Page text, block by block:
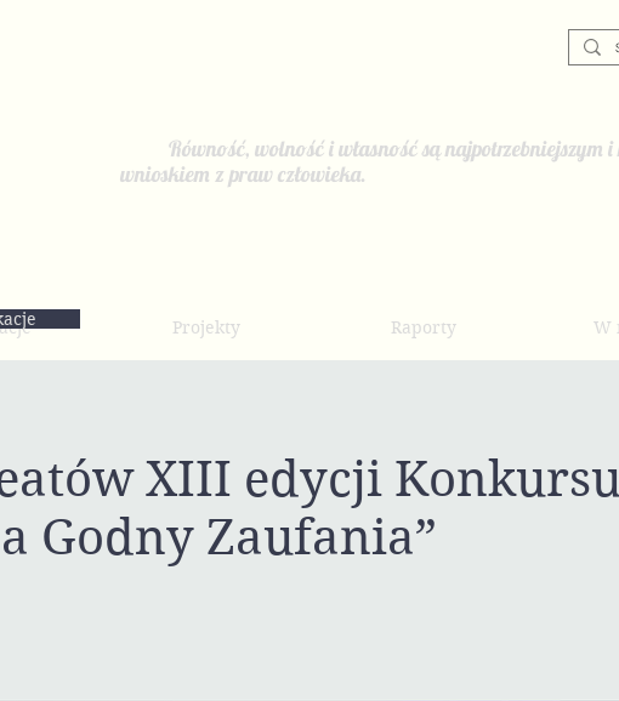
Równość, wolność i własność są najpotrzebniejszym
wnioskiem z praw człowieka.
Projekty Raporty W
XIII edycji
Godny Zaufania”